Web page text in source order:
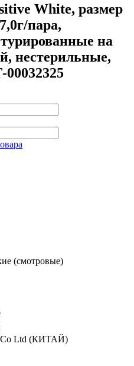
White, размер
пара,
на
нестерильные,
(смотровые)
Co Ltd (КИТАЙ)